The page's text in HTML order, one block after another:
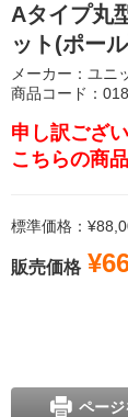
Aタイプ丸
ット(ポー
メーカー：ユニ
商品コード：
申し訳ござ
こちらの商
標準価格：
販売価格
ページ